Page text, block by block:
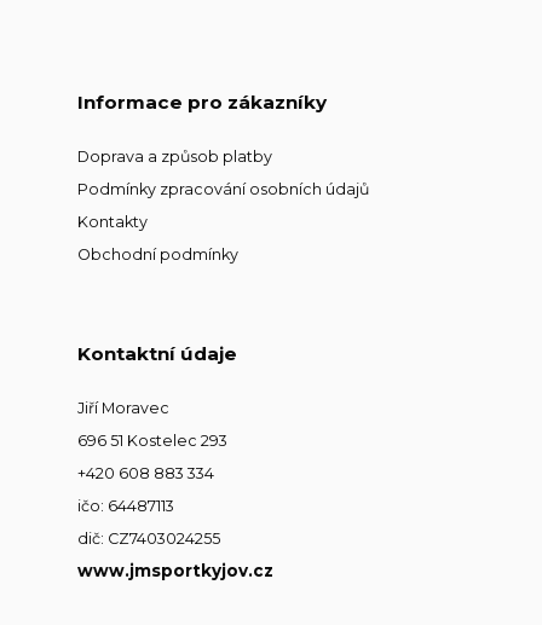
Informace pro zákazníky
Doprava a způsob platby
Podmínky zpracování osobních údajů
Kontakty
Obchodní podmínky
Kontaktní údaje
Jiří Moravec
696 51 Kostelec 293
+420 608 883 334
ičo: 64487113
dič: CZ7403024255
www.jmsportkyjov.cz